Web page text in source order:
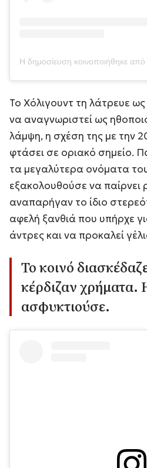
Το Χόλιγουντ τη λάτρευε ως
να αναγνωριστεί ως
λάμψη, η σχέση της με την
φτάσει σε οριακό σημείο.
τα μεγαλύτερα ονόματα
εξακολουθούσε να παίρνει
αναπαρήγαν το ίδιο
αφελή ξανθιά που υπήρχε
άντρες και να προκαλεί
Το κοινό
κέρδιζαν χρήματα.
ασφυκτιούσε.